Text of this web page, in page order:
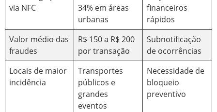
via NFC
34% em áreas
urbanas
financeiros
rápidos
Valor médio das
fraudes
R$ 150 a R$ 200
por transação
Subnotificação
de ocorrências
Locais de maior
incidência
Transportes
públicos e
grandes
eventos
Necessidade de
bloqueio
preventivo